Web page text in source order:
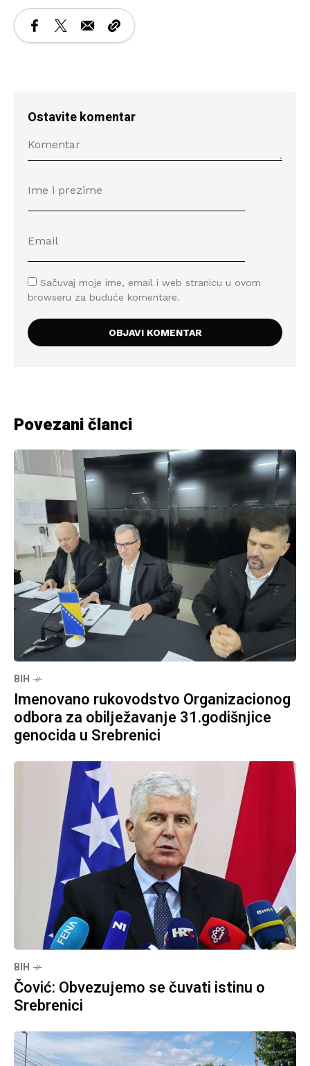
Ostavite komentar
Sačuvaj moje ime, email i web stranicu u ovom
browseru za buduće komentare.
Povezani članci
BIH
Imenovano rukovodstvo Organizacionog
odbora za obilježavanje 31.godišnjice
genocida u Srebrenici
BIH
Čović: Obvezujemo se čuvati istinu o
Srebrenici